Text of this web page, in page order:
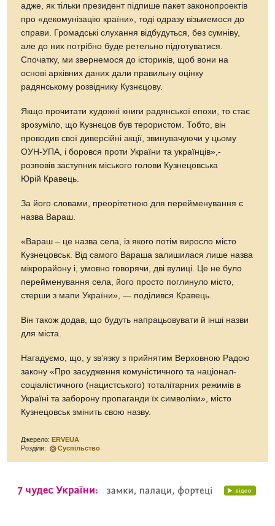
адже, як тільки президент підпише пакет законопроектів
про «декомунізацію країни», тоді одразу візьмемося до
справи. Громадські слухання відбудуться, без сумніву,
але до них потрібно буде ретельно підготуватися.
Спочатку, ми звернемося до істориків, щоб вони на
основі архівних даних дали правильну оцінку
радянському розвіднику Кузнєцову.
Якщо прочитати художні книги радянської епохи, то стає
зрозуміло, що Кузнєцов був терористом. Тобто, він
проводив свої диверсійні акції, звинувачуючи у цьому
ОУН-УПА, і боровся проти України та українців»,-
розповів заступник міського голови Кузнецовська
Юрій Кравець.
За його словами, преорітетною для перейменування є
назва Вараш.
«Вараш – це назва села, із якого потім виросло місто
Кузнецовськ. Від самого Вараша залишилася лише назва
мікрорайону і, умовно говорячи, дві вулиці. Це не було
перейменування села, його просто поглинуло місто,
стерши з мапи України», — поділився Кравець.
Він також додав, що будуть напрацьовувати й інші назви
для міста.
Нагадуємо, що, у зв’язку з прийнятим Верховною Радою
закону «Про засудження комуністичного та націонал-
соціалістичного (нацистського) тоталітарних режимів в
Україні та заборону пропаганди їх символіки», місто
Кузнецовськ змінить свою назву.
Джерело: ERVEUA
Розділи:
Суспільство